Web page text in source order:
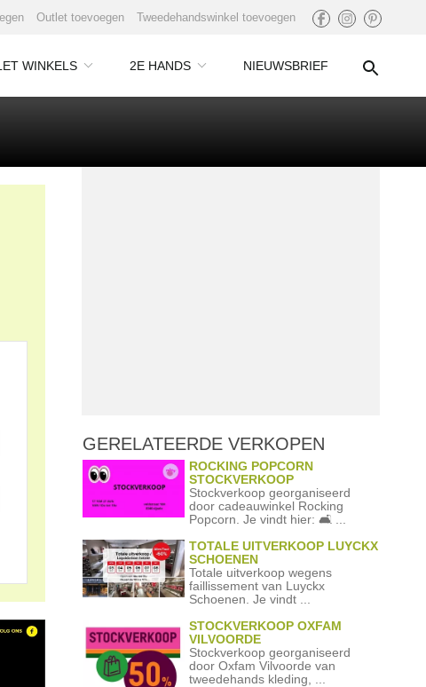
Outlet toevoegen Tweedehandswinkel toevoegen
WINKELS 2E HANDS NIEUWSBRIEF
GERELATEERDE VERKOPEN
ROCKING POPCORN
STOCKVERKOOP
Stockverkoop georganiseerd
door cadeauwinkel Rocking
Popcorn. Je vindt hier: 🛋️ ...
TOTALE UITVERKOOP LUYCKX
SCHOENEN
Totale uitverkoop wegens
faillissement van Luyckx
Schoenen. Je vindt ...
STOCKVERKOOP OXFAM
VILVOORDE
Stockverkoop georganiseerd
door Oxfam Vilvoorde van
tweedehands kleding, ...